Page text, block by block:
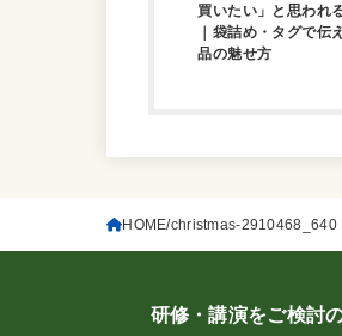
買いたい」と思われ
｜袋詰め・タグで伝
品の魅せ方
HOME christmas-2910468_640
研修・講演をご検討